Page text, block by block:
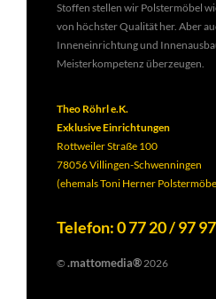
Stoffen stellen wir Polstermöbel
von höchster Qualität her. Aber
Inneneinrichtung und
Meisterkompetenz überzeugen.
Theo Röhrl e.K.
Exklusive Einrichtungen
Rottweiler Straße 100
78056 Villingen-Schwenningen
(ehemals Toni Herner
Telefon: 0 77 20 / 97
© .mattomedia®2026